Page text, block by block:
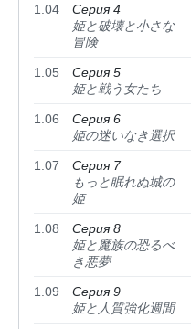
1.04
Серия 4
姫と破壊と小さな
冒険
1.05
Серия 5
姫と戦う女たち
1.06
Серия 6
姫の迷いなき選択
1.07
Серия 7
もっと眠れぬ城の
姫
1.08
Серия 8
姫と魔族の恐るべ
き悪夢
1.09
Серия 9
姫と人質強化週間